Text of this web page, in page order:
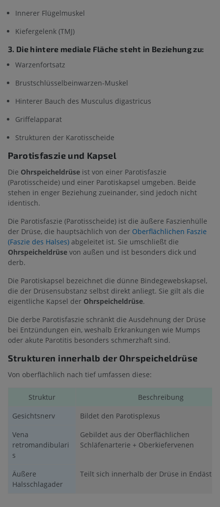
Innerer Flügelmuskel
Kiefergelenk (TMJ)
3. Die hintere mediale Fläche steht in Beziehung zu:
Warzenfortsatz
Brustschlüsselbeinwarzen-Muskel
Hinterer Bauch des Musculus digastricus
Griffelapparat
Strukturen der Karotisscheide
Parotisfaszie und Kapsel
Die Ohrspeicheldrüse ist von einer Parotisfaszie
(Parotisscheide) und einer Parotiskapsel umgeben. Beide
stehen in enger Beziehung zueinander, sind jedoch nicht
identisch.
Die Parotisfaszie (Parotisscheide) ist die äußere Faszienhülle
der Drüse, die hauptsächlich von der Oberflächlichen Faszie
(Faszie des Halses) abgeleitet ist. Sie umschließt die
Ohrspeicheldrüse von außen und ist besonders dick und
derb.
Die Parotiskapsel bezeichnet die dünne Bindegewebskapsel,
die der Drüsensubstanz selbst direkt anliegt. Sie gilt als die
eigentliche Kapsel der Ohrspeicheldrüse.
Die derbe Parotisfaszie schränkt die Ausdehnung der Drüse
bei Entzündungen ein, weshalb Erkrankungen wie Mumps
oder akute Parotitis besonders schmerzhaft sind.
Strukturen innerhalb der Ohrspeicheldrüse
Von oberflächlich nach tief umfassen diese:
Struktur
Beschreibung
Gesichtsnerv
Bildet den Parotisplexus
Vena
retromandibulari
s
Gebildet aus der Oberflächlichen
Schläfenarterie + Oberkiefervenen
Äußere
Halsschlagader
Teilt sich innerhalb der Drüse in Endäste